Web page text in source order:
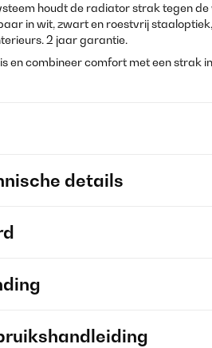
houdt de radiator strak tegen de
in wit, zwart en roestvrij
2 jaar garantie.
en combineer comfort met een strak
details